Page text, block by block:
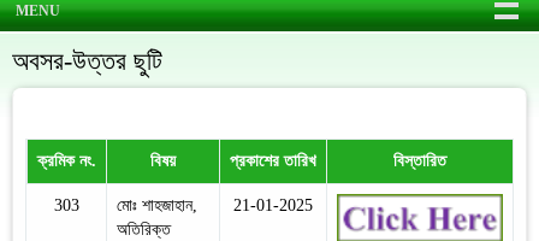
MENU
অবসর-উত্তর ছুটি
ক্রমিক নং. বিষয় প্রকাশের তারিখ বিস্তারিত
303
মোঃ শাহজাহান,
অতিরিক্ত
21-01-2025